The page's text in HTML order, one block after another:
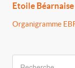
Etoile
Organigramme